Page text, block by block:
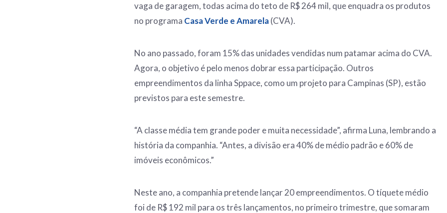
vaga de garagem, todas acima do teto de R$ 264 mil, que enquadra os produtos
no programa Casa Verde e Amarela(CVA).
No ano passado, foram 15% das unidades vendidas num patamar acima do CVA.
Agora, o objetivo é pelo menos dobrar essa participação. Outros
empreendimentos da linha Sppace, como um projeto para Campinas (SP), estão
previstos para este semestre.
“A classe média tem grande poder e muita necessidade”, afirma Luna, lembrando a
história da companhia. “Antes, a divisão era 40% de médio padrão e 60% de
imóveis econômicos.”
Neste ano, a companhia pretende lançar 20 empreendimentos. O tíquete médio
foi de R$ 192 mil para os três lançamentos, no primeiro trimestre, que somaram